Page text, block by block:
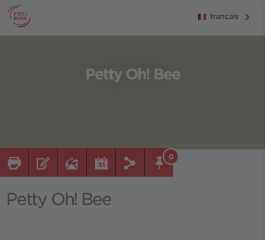
français
Petty Oh! Bee
0
Petty Oh! Bee